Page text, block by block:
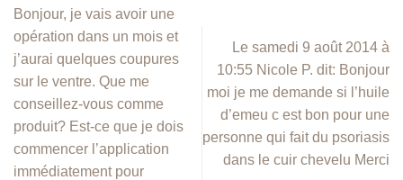
Bonjour, je vais avoir une
opération dans un mois et
j’aurai quelques coupures
sur le ventre. Que me
conseillez-vous comme
produit? Est-ce que je dois
commencer l’application
immédiatement pour
Le samedi 9 août 2014 à
10:55 Nicole P. dit: Bonjour
moi je me demande si l’huile
d’emeu c est bon pour une
personne qui fait du psoriasis
dans le cuir chevelu Merci